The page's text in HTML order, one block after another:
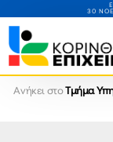
30
Ανήκει στοΤμήμα